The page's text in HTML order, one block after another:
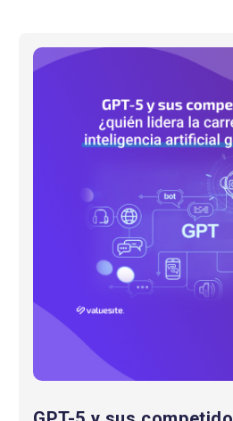
y
sus
lidera
la
carrera
de
la